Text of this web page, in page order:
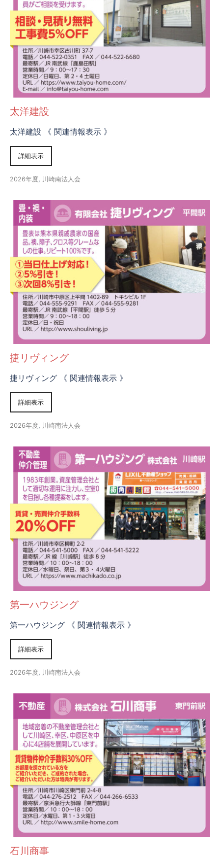
太洋建設
太洋建設 《 関連情報表示 》
詳細表示
2026年度, 川崎南法人会
捷リヴィング
捷リヴィング 《 関連情報表示 》
詳細表示
2026年度, 川崎南法人会
第一ハウジング
第一ハウジング 《 関連情報表示 》
詳細表示
2026年度, 川崎南法人会
石川商事